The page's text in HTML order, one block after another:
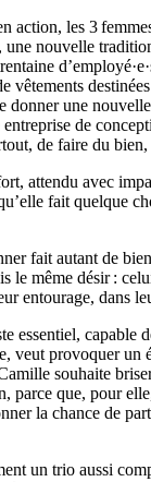
action, les 3
une nouvelle
vêtements
donner une
de
de faire du bien,
attendu avec
fait quelque
fait autant de
le même désir :
entourage, dans
essentiel, capable
veut provoquer un
souhaite
parce que, pour
la chance de
un trio aussi